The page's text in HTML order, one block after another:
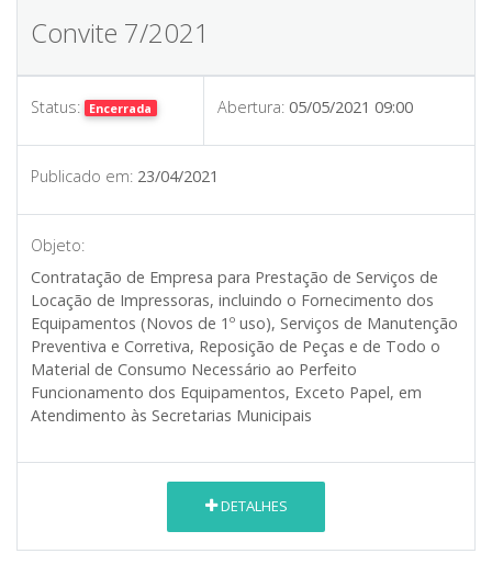
Convite 7/2021
Status: Encerrada Abertura: 05/05/2021 09:00
Publicado em: 23/04/2021
Objeto:
Contratação de Empresa para Prestação de Serviços de
Locação de Impressoras, incluindo o Fornecimento dos
Equipamentos (Novos de 1º uso), Serviços de Manutenção
Preventiva e Corretiva, Reposição de Peças e de Todo o
Material de Consumo Necessário ao Perfeito
Funcionamento dos Equipamentos, Exceto Papel, em
Atendimento às Secretarias Municipais
DETALHES